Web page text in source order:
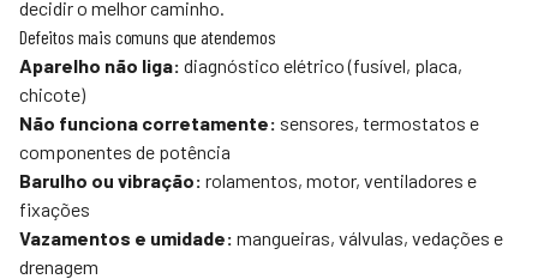
decidir o melhor caminho.
Defeitos mais comuns que atendemos
Aparelho não liga: diagnóstico elétrico (fusível, placa,
chicote)
Não funciona corretamente: sensores, termostatos e
componentes de potência
Barulho ou vibração: rolamentos, motor, ventiladores e
fixações
Vazamentos e umidade: mangueiras, válvulas, vedações e
drenagem